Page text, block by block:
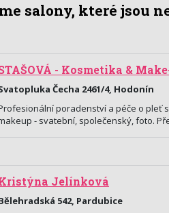
salony, které jsou
- Kosmetika &
Čecha 2461/4, Hodonín
poradenství a péče o pleť
- svatební, společenský, foto.
Jelínková
542, Pardubice